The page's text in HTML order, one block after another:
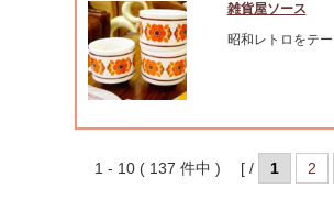
雑貨屋ソース
昭和レトロをテ
1 - 10 ( 137 件中 ) [ / 1 2